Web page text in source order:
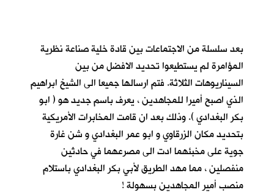
بعد سلسلة من الاجتماعات بين قادة خلية صناعة نظرية
المؤامرة لم يستطيعوا تحديد الافضل من بين
السيناريوهات الثلاثة. فتم ارسالها جميعا الى الشيخ ابراهيم
الذي اصبح أميرا للمجاهدين ، يعرف باسم جديد هو ( ابو
بكر البغدادي ). وذلك بعد ان قامت المخابرات الأمريكية
بتحديد مكان الزرقاوي و ابو عمر البغدادي و شن غارة
جوية على مخبئهما ادت الى مصرعهما في حادثين
منفصلين ، مما مهد الطريق لأبي بكر البغدادي باستلام
منصب أمير المجاهدين بسهولة !